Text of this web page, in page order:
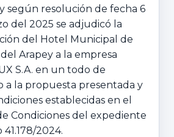
según resolución de fecha 6
del 2025 se adjudicó la
del Hotel Municipal de
Arapey a la empresa
S.A. en un todo de
a la propuesta presentada y
establecidas en el
Condiciones del expediente
2024.